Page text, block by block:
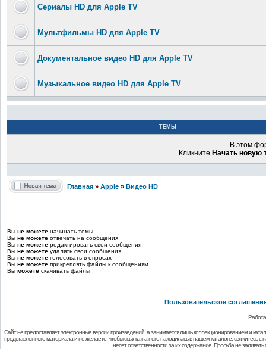
Сериалы HD для Apple TV
Мультфильмы HD для Apple TV
Документальное видео HD для Apple TV
Музыкальное видео HD для Apple TV
ТЕМЫ
В этом
Кликните Начать новую
Главная » Apple » Видео HD
Вы не можете начинать темы
Вы не можете отвечать на сообщения
Вы не можете редактировать свои сообщения
Вы не можете удалять свои сообщения
Вы не можете голосовать в опросах
Вы не можете прикреплять файлы к сообщениям
Вы можете скачивать файлы
Пользовательское
Сайт не предоставляет электронные версии произведений, а занимается лишь коллекционированием и
представленного материала и не желаете, чтобы ссылка на него находилась в нашем каталоге,
несет ответственности за их содержание. Просьба не